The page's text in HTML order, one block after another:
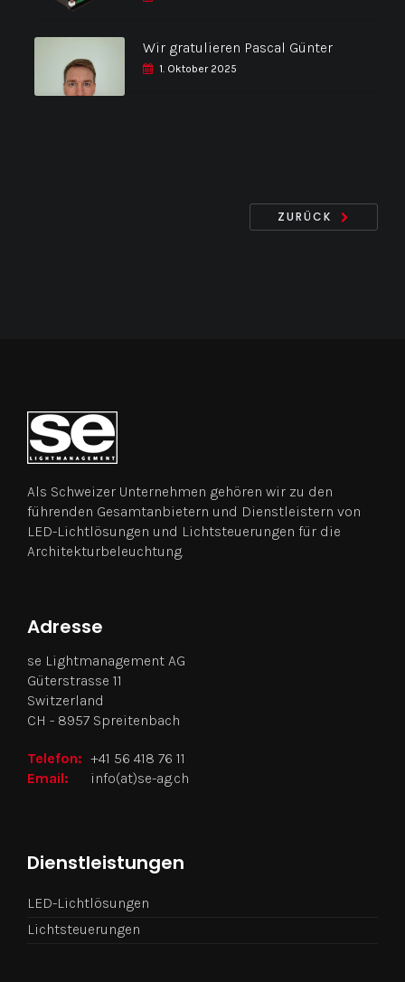
Wir gratulieren Pascal Günter
1. Oktober 2025
ZURÜCK
Als Schweizer Unternehmen gehören wir zu den
führenden Gesamtanbietern und Dienstleistern von
LED-Lichtlösungen und Lichtsteuerungen für die
Architekturbeleuchtung.
Adresse
se Lightmanagement AG
Güterstrasse 11
Switzerland
CH - 8957 Spreitenbach
Telefon: +41 56 418 76 11
Email:
info(at)se-ag.ch
Dienstleistungen
LED-Lichtlösungen
Lichtsteuerungen